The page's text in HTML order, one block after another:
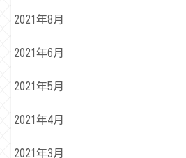
2021年8月
2021年6月
2021年5月
2021年4月
2021年3月